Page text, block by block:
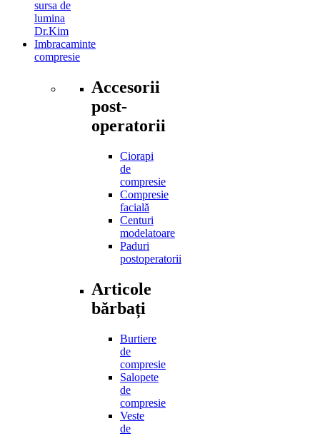
sursa de
lumina
Dr.Kim
Imbracaminte
compresie
Accesorii
post-
operatorii
Ciorapi
de
compresie
Compresie
facială
Centuri
modelatoare
Paduri
postoperatorii
Articole
bărbați
Burtiere
de
compresie
Salopete
de
compresie
Veste
de